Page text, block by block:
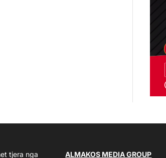
tjera nga ALMAKOS MEDIA GROUP